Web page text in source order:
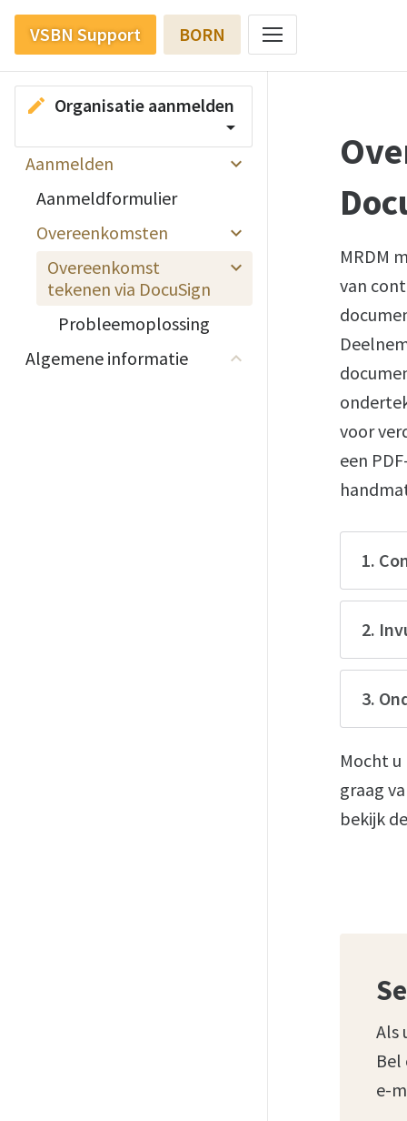
VSBN Support BORN
edit Organisatie aanmelden
arrow_drop_down
Aanmelden
Aanmeldformulier
Overeenkomsten
Overeenkomst
tekenen via DocuSign
Probleemoplossing
Algemene informatie
MRDM
van
voor
een
1.
2.
3.
Mocht
graag
bekijk
Als
e-